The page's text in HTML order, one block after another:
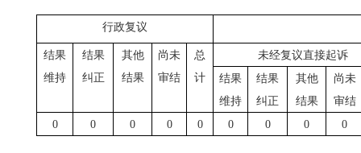
行政复议
结果
维持
结果
纠正
其他
结果
尚未
审结
总
计
未经复议直接起诉
结果
维持
结果
纠正
其他
结果
尚未
审结
0
0 0 0 0 0 0 0 0